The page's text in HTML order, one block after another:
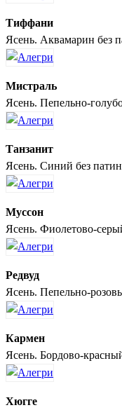
Тиффани
Ясень. Аквамарин без
Мистраль
Ясень. Пепельно-
Танзанит
Ясень. Синий без
Муссон
Ясень. Фиолетово-
Редвуд
Ясень. Пепельно-
Кармен
Ясень. Бордово-
Хюгге